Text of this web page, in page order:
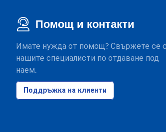
Помощ и контакти
Имате нужда от помощ? Свържете се с
нашите специалисти по отдаване под
наем.
Поддръжка на клиенти